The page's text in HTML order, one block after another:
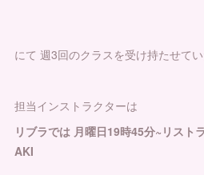
にて 週3回のクラスを受け持たせて
担当インストラクターは
リブラでは 月曜日19時45分~リスト
AKI